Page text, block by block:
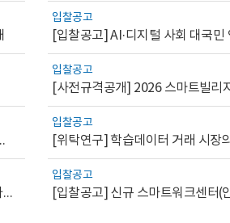
독의 해외 사례 분석 및 시사점
[디지털서비스 이슈리포트2026-7] 워크플로우를 가진 SaaS만 살아남는다
입찰공고
[입찰공고] AI·디지털 사회 대국민
입찰공고
[사전규격공개] 2026 스마트빌리
입찰공고
입찰공고
[입찰공고] 신규 스마트워크센터(